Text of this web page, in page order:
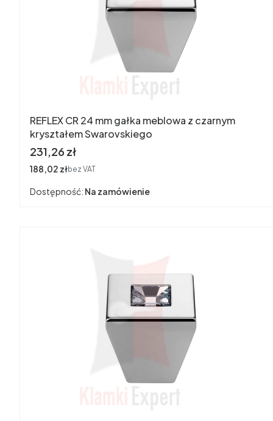
REFLEX CR 24 mm gałka meblowa z czarnym
kryształem Swarovskiego
Cena
231,26 zł
Cena
188,02 złbez VAT
Dostępność: Na zamówienie